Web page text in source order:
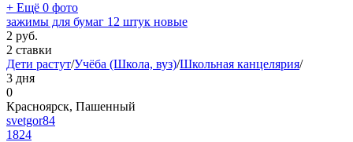
+ Ещё 0 фото
зажимы для бумаг 12 штук новые
2 руб.
2 ставки
Дети растут/Учёба (Школа, вуз)/Школьная канцелярия/
3 дня
0
Красноярск, Пашенный
svetgor84
1824